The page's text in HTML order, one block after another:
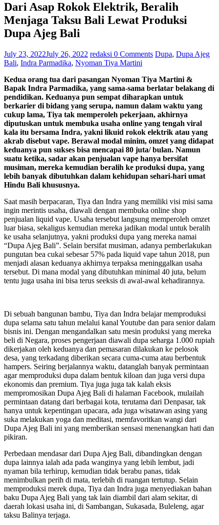
Dari Asap Rokok Elektrik, Beralih
Menjaga Taksu Bali Lewat Produksi
Dupa Ajeg Bali
July 23, 2022July 26, 2022 redaksi 0 Comments Dupa, Dupa Ajeg
Bali, Indra Parmadika, Nyoman Tiya Martini
Kedua orang tua dari pasangan Nyoman Tiya Martini &
Bapak Indra Parmadika, yang sama-sama berlatar belakang di
pendidikan. Keduanya pun sempat diharapkan untuk
berkarier di bidang yang serupa, namun dalam waktu yang
cukup lama, Tiya tak memperoleh pekerjaan, akhirnya
diputuskan untuk membuka usaha online yang tengah viral
kala itu bersama Indra, yakni likuid rokok elektrik atau yang
akrab disebut vape. Berawal modal minim, omzet yang didapat
keduanya pun sukses bisa mencapai 80 juta/ bulan. Namun
suatu ketika, sadar akan penjualan vape hanya bersifat
musiman, mereka kemudian beralih ke produksi dupa, yang
lebih banyak dibutuhkan dalam kehidupan sehari-hari umat
Hindu Bali khususnya.
Saat masih berpacaran, Tiya dan Indra yang memiliki visi misi sama
ingin merintis usaha, diawali dengan membuka online shop
penjualan liquid vape. Usaha tersebut langsung memperoleh omzet
luar biasa, sekaligus kemudian mereka jadikan modal untuk beralih
ke usaha selanjutnya, yakni produksi dupa yang mereka namai
“Dupa Ajeg Bali”. Selain bersifat musiman, adanya pemberlakukan
pungutan bea cukai sebesar 57% pada liquid vape tahun 2018, pun
menjadi alasan keduanya akhirnya terpaksa meninggalkan usaha
tersebut. Di mana modal yang dibutuhkan minimal 40 juta, belum
tentu juga usaha ini bisa terus seeksis di awal-awal kehadirannya.
Di sebuah bangunan bambu, Tiya dan Indra belajar memproduksi
dupa selama satu tahun melalui kanal Youtube dan para senior dalam
bisnis ini. Dengan mengandalkan satu mesin produksi yang mereka
beli di Negara, proses pengerjaan diawali dupa seharga 1.000 rupiah
dikerjakan oleh keduanya dan pemasaran dilakukan ke pelosok
desa, yang terkadang diberikan secara cuma-cuma atau berbentuk
hampers. Seiring berjalannya waktu, datanglah banyak permintaan
agar memproduksi dupa dalam bentuk kiloan dan juga versi dupa
ekonomis dan premium. Tiya juga juga tak kalah eksis
mempromosikan Dupa Ajeg Bali di halaman Facebook, mulailah
permintaan datang dari berbagai kota, terutama dari Denpasar, tak
hanya untuk kepentingan upacara, ada juga wisatawan asing yang
suka melakukan yoga dan meditasi, memfavoritkan wangi dari
Dupa Ajeg Bali ini yang memberikan sensasi menenangkan hati dan
pikiran.
Perbedaan mendasar dari Dupa Ajeg Bali, dibandingkan dengan
dupa lainnya ialah ada pada wanginya yang lebih lembut, jadi
nyaman bila terhirup, kemudian tidak berabu panas, tidak
menimbulkan perih di mata, terlebih di ruangan tertutup. Selain
memproduksi merek dupa, Tiya dan Indra juga menyediakan bahan
baku Dupa Ajeg Bali yang tak lain diambil dari alam sekitar, di
daerah lokasi usaha ini, di Sambangan, Sukasada, Buleleng, agar
taksu Balinya terjaga.